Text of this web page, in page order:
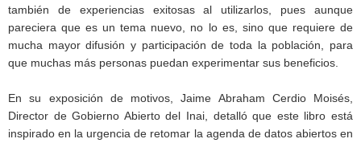
también de experiencias exitosas al utilizarlos, pues aunque
pareciera que es un tema nuevo, no lo es, sino que requiere de
mucha mayor difusión y participación de toda la población, para
que muchas más personas puedan experimentar sus beneficios.
En su exposición de motivos, Jaime Abraham Cerdio Moisés,
Director de Gobierno Abierto del Inai, detalló que este libro está
inspirado en la urgencia de retomar la agenda de datos abiertos en